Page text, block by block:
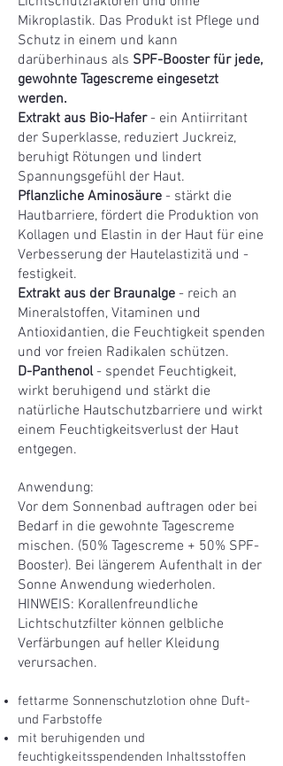
Mikroplastik. Das Produkt ist Pflege und
Schutz in einem und kann
darüberhinaus als SPF-Booster für jede,
gewohnte Tagescreme eingesetzt
werden.
Extrakt aus Bio-Hafer- ein Antiirritant
der Superklasse, reduziert Juckreiz,
beruhigt Rötungen und lindert
Spannungsgefühl der Haut.
Pflanzliche Aminosäure - stärkt die
Hautbarriere, fördert die Produktion von
Kollagen und Elastin in der Haut für eine
Verbesserung der Hautelastizitä und -
festigkeit.
Extrakt aus der Braunalge - reich an
Mineralstoffen, Vitaminen und
Antioxidantien, die Feuchtigkeit spenden
und vor freien Radikalen schützen.
D-Panthenol- spendet Feuchtigkeit,
wirkt beruhigend und stärkt die
natürliche Hautschutzbarriere und wirkt
einem Feuchtigkeitsverlust der Haut
entgegen.
Anwendung:
Vor dem Sonnenbad auftragen oder bei
Bedarf in die gewohnte Tagescreme
mischen. (50% Tagescreme + 50% SPF-
Booster). Bei längerem Aufenthalt in der
Sonne Anwendung wiederholen.
HINWEIS: Korallenfreundliche
Lichtschutzfilter können gelbliche
Verfärbungen auf heller Kleidung
verursachen.
fettarme Sonnenschutzlotion ohne Duft-
und Farbstoffe
mit beruhigenden und
feuchtigkeitsspendenden Inhaltsstoffen